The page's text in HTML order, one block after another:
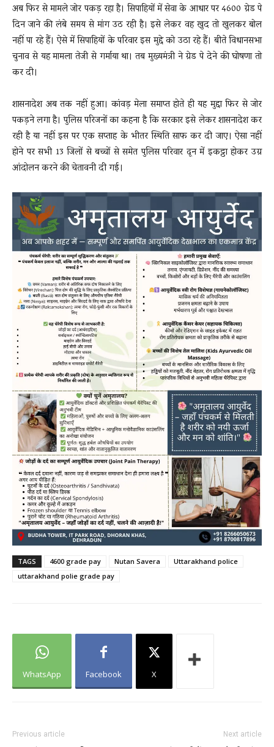
अब फिर से मामले जोर पकड़ रहा है। सिपाहियों में सेवा के आधार पर 4600 ग्रेड पे
दिन जाने की लंबे समय से मांग उठ रही है। इसे लेकर वह खुद तो खुलकर बोल
नहीं पा रहे हैं। ऐसे में सिपाहियों के परिवार इस मुद्दे को उठा रहे हैं। बीते विधानसभा
चुनाव से यह मामला तेजी से गर्माया था। तब मुख्यमंत्री ने ग्रेड पे देने की घोषणा तो
कर दी।
शासनादेश अब तक नहीं हुआ। कांवड़ मेला समाप्त होते ही यह मुद्दा फिर से जोर
पकड़ने लगा है। पुलिस परिजनों का कहना है कि सरकार इसे लेकर शासनादेश कर
रही है या नहीं इस पर एक सप्ताह के भीतर स्थिति साफ कर दी जाए। ऐसा नहीं
होने पर सभी 13 जिलों से बच्चों से समेत पुलिस परिवार दून में इकट्ठा होकर उग्र
आंदोलन करने की चेतावनी दी गई।
TAGS 4600 grade pay Nutan Savera
Uttarakhand police
uttarakhand polie grade pay
WhatsApp Facebook X
Previous article Next article